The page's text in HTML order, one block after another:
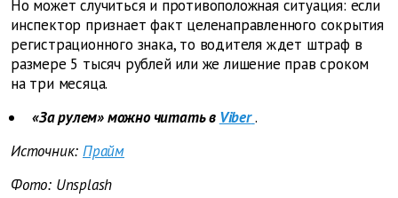
Но может случиться и противоположная ситуация: если
инспектор признает факт целенаправленного сокрытия
регистрационного знака, то водителя ждет штраф в
размере 5 тысяч рублей или же лишение прав сроком
на три месяца.
«За рулем» можно читать в Viber.
Источник: Прайм
Фото: Unsplash